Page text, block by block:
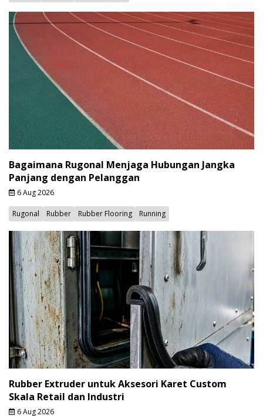
Bagaimana Rugonal Menjaga Hubungan Jangka
Panjang dengan Pelanggan
6 Aug 2026
Rugonal Rubber Rubber Flooring Running
Rubber Extruder untuk Aksesori Karet Custom
Skala Retail dan Industri
6 Aug 2026